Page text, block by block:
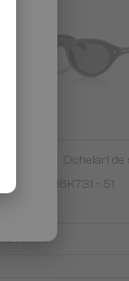
Ochelari de
PR B15S - 16K731 - 51
1 291 RON